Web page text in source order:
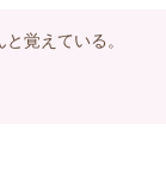
覚えている。